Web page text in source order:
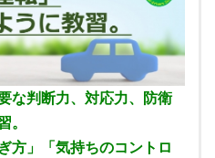
な判断力、対応力、防衛
。
方」「気持ちのコントロ